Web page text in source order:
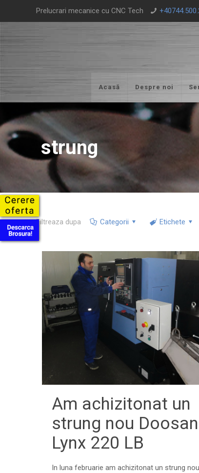
Prelucrari mecanice cu CNC Tech
Acasă Despre noi
strung
Filtreaza dupa Categorii Etichete
Am achizitonat un
strung nou Doosan
Lynx 220 LB
In luna februarie am achizitonat un strung nou